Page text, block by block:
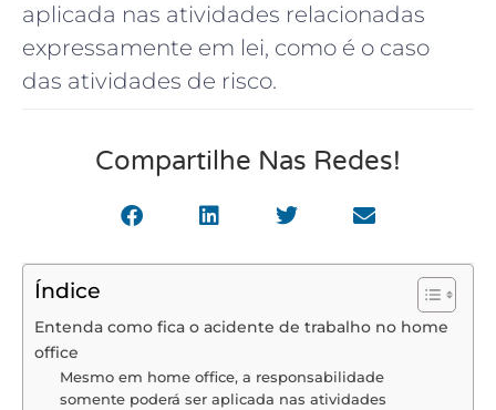
aplicada nas atividades relacionadas
expressamente em lei, como é o caso
das atividades de risco.
Compartilhe Nas Redes!
Índice
Entenda como fica o acidente de trabalho no home
office
Mesmo em home office, a responsabilidade
somente poderá ser aplicada nas atividades